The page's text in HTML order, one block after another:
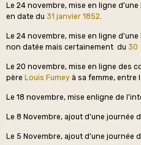
Le 24 novembre, mise en ligne
en date du 31 janvier 1852.
Le 24 novembre, mise en ligne
non datée mais certainement du 30
Le 20 novembre, mise en ligne des
père Louis Fumey à sa femme, entre
Le 18 novembre, mise enligne de
Le 8 Novembre, ajout d'une journée
Le 5 Novembre, ajout d'une journée